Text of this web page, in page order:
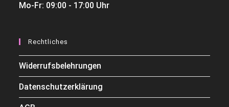
Mo-Fr: 09:00 - 17:00 Uhr
Rechtliches
Widerrufsbelehrungen
Datenschutzerklärung